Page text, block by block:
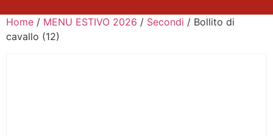
Home / MENU ESTIVO 2026 / Secondi / Bollito di
cavallo (12)